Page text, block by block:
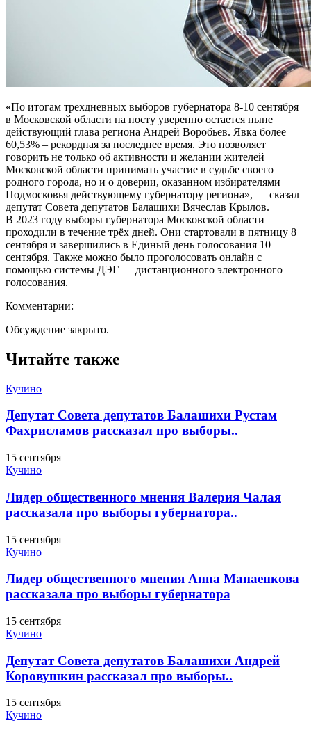
«По итогам трехдневных выборов губернатора 8-10 сентября
в Московской области на посту уверенно остается ныне
действующий глава региона Андрей Воробьев. Явка более
60,53% – рекордная за последнее время. Это позволяет
говорить не только об активности и желании жителей
Московской области принимать участие в судьбе своего
родного города, но и о доверии, оказанном избирателями
Подмосковья действующему губернатору региона», — сказал
депутат Совета депутатов Балашихи Вячеслав Крылов.
В 2023 году выборы губернатора Московской области
проходили в течение трёх дней. Они стартовали в пятницу 8
сентября и завершились в Единый день голосования 10
сентября. Также можно было проголосовать онлайн с
помощью системы ДЭГ — дистанционного электронного
голосования.
Комментарии:
Обсуждение закрыто.
Читайте также
Кучино
Депутат Совета депутатов Балашихи Рустам
Фахрисламов рассказал про выборы..
15 сентября
Кучино
Лидер общественного мнения Валерия Чалая
рассказала про выборы губернатора..
15 сентября
Кучино
Лидер общественного мнения Анна Манаенкова
рассказала про выборы губернатора
15 сентября
Кучино
Депутат Совета депутатов Балашихи Андрей
Коровушкин рассказал про выборы..
15 сентября
Кучино